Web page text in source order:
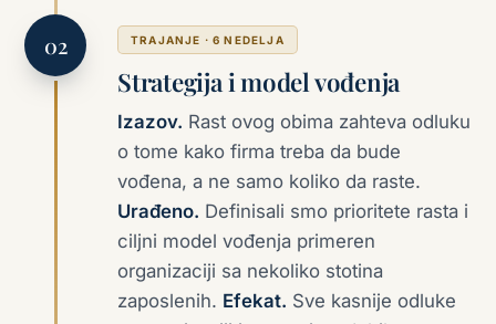
TRAJANJE · 6 NEDELJA
Strategija i model vođenja
Izazov. Rast ovog obima zahteva odluku
o tome kako firma treba da bude
vođena, a ne samo koliko da raste.
Urađeno. Definisali smo prioritete rasta i
ciljni model vođenja primeren
organizaciji sa nekoliko stotina
zaposlenih. Efekat. Sve kasnije odluke